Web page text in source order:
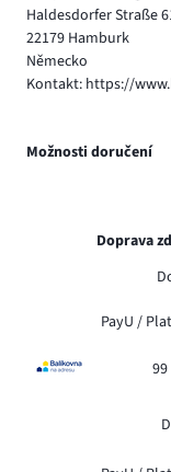
Haldesdorfer Straße
22179 Hamburk
Německo
Kontakt: https://
Možnosti doručení
Doprava
PayU /
99